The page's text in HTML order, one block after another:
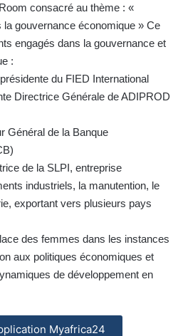
consacré au thème : «
gouvernance économique » Ce
engagés dans la gouvernance et
:
du FIED International
Directrice Générale de ADIPROD
Général de la Banque
de la SLPI, entreprise
industriels, la manutention, le
exportant vers plusieurs pays
des femmes dans les instances
aux politiques économiques et
de développement en
Myafrica24